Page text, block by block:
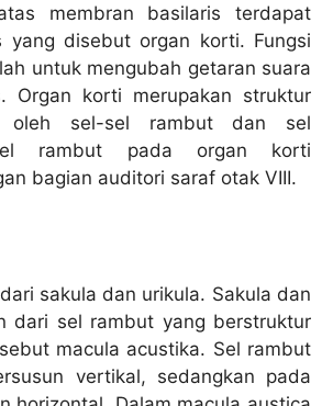
membran basilaris terdapat
yang disebut organ korti. Fungsi
untuk mengubah getaran suara
Organ korti merupakan struktur
oleh sel-sel rambut dan sel
rambut pada organ korti
bagian auditori saraf otak VIII.
sakula dan urikula. Sakula dan
dari sel rambut yang berstruktur
macula acustika. Sel rambut
vertikal, sedangkan pada